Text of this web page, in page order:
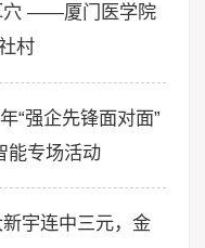
穴 ——厦门医学院
村
“强企先锋面对面”
能专场活动
宇连中三元，金